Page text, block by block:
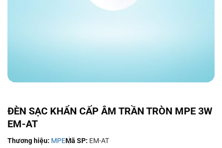
ĐÈN SẠC KHẨN CẤP ÂM TRẦN TRÒN MPE 3W
EM-AT
Thương hiệu: MPEMã SP: EM-AT